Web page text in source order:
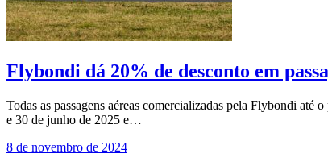
Flybondi dá 20% de desconto em
Todas as passagens aéreas comercializadas pela Flybondi
e 30 de junho de 2025 e…
8 de novembro de 2024